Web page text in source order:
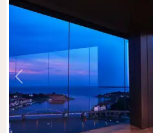
Forrige billede